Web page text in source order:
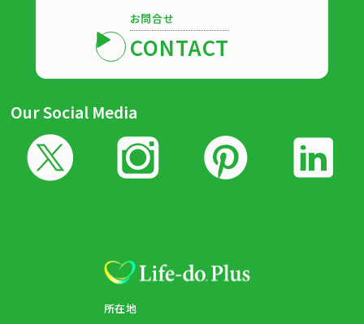
お問合せ
CONTACT
Our Social Media
所在地